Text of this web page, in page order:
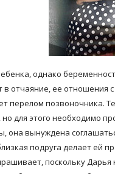
однако
в отчаяние, ее
перелом позвоночника.
для этого необходимо
вынуждена
подруга делает
поскольку